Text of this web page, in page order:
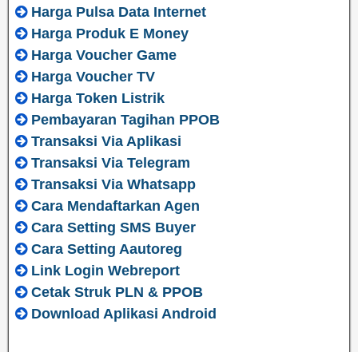
Harga Pulsa Data Internet
Harga Produk E Money
Harga Voucher Game
Harga Voucher TV
Harga Token Listrik
Pembayaran Tagihan PPOB
Transaksi Via Aplikasi
Transaksi Via Telegram
Transaksi Via Whatsapp
Cara Mendaftarkan Agen
Cara Setting SMS Buyer
Cara Setting Aautoreg
Link Login Webreport
Cetak Struk PLN & PPOB
Download Aplikasi Android